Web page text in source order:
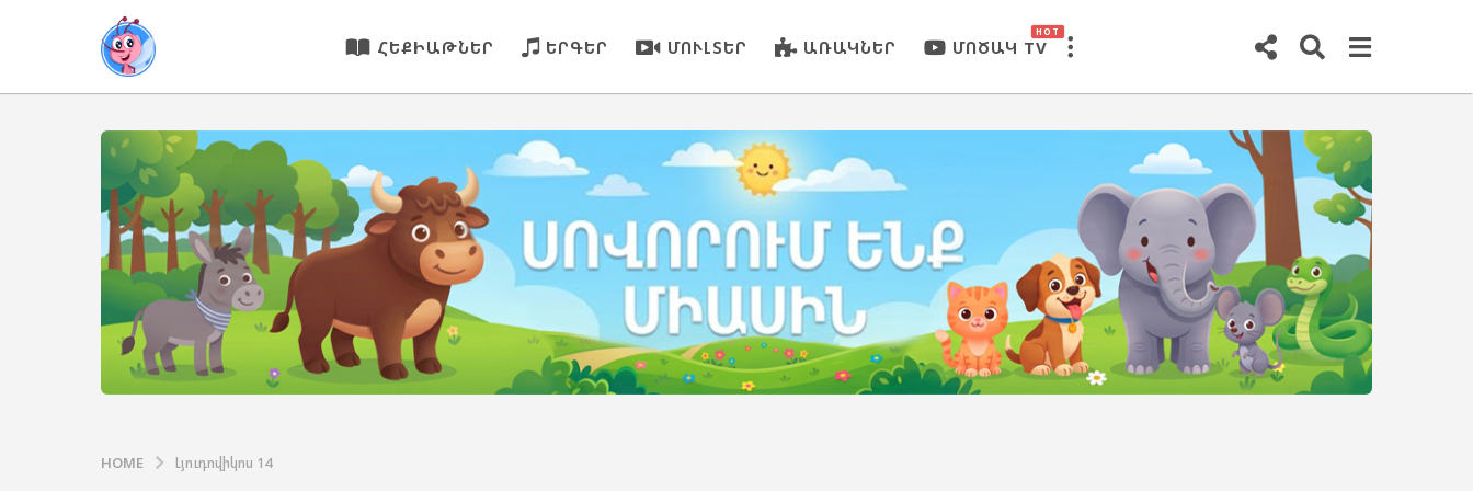
ՀԵՔԻԱԹՆԵՐ ԵՐԳԵՐ ՄՈՒԼՏԵՐ ԱՌԱԿՆԵՐ ՄՈԾԱԿ TV
HOT
HOME Լյուդովիկոս 14